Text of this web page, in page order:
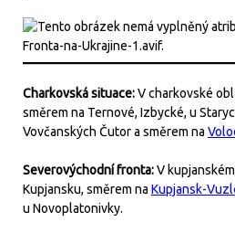
Charkovská situace:V charkovské
směrem na Ternové, Izbycké, u
Vovčanských Čutor a směrem na
Severovýchodní fronta:V
Kupjansku, směrem na Kupjansk-
u Novoplatonivky.